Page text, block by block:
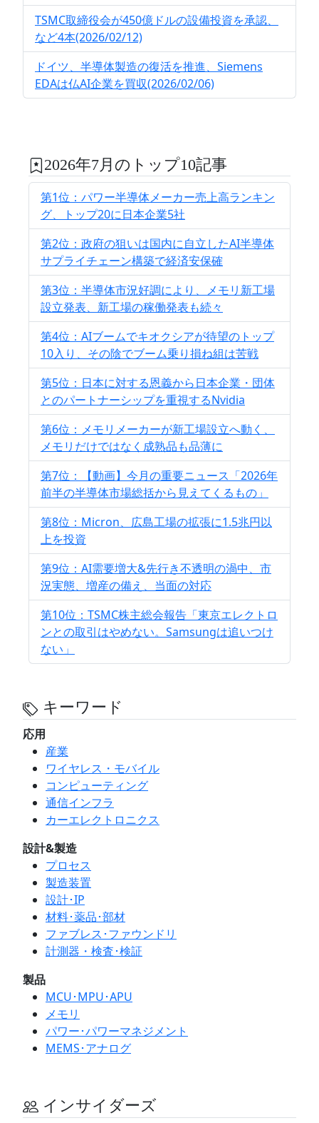
TSMC取締役会が450億ドルの設備投資を承認、
など4本(2026/02/12)
ドイツ、半導体製造の復活を推進、Siemens
EDAは仏AI企業を買収(2026/02/06)
2026年7月のトップ10記事
第1位：パワー半導体メーカー売上高ランキン
グ、トップ20に日本企業5社
第2位：政府の狙いは国内に自立したAI半導体
サプライチェーン構築で経済安保確
第3位：半導体市況好調により、メモリ新工場
設立発表、新工場の稼働発表も続々
第4位：AIブームでキオクシアが待望のトップ
10入り、その陰でブーム乗り損ね組は苦戦
第5位：日本に対する恩義から日本企業・団体
とのパートナーシップを重視するNvidia
第6位：メモリメーカーが新工場設立へ動く、
メモリだけではなく成熟品も品薄に
第7位：【動画】今月の重要ニュース「2026年
前半の半導体市場総括から見えてくるもの」
第8位：Micron、広島工場の拡張に1.5兆円以
上を投資
第9位：AI需要増大&先行き不透明の渦中、市
況実態、増産の備え、当面の対応
第10位：TSMC株主総会報告「東京エレクトロ
ンとの取引はやめない。Samsungは追いつけ
ない」
キーワード
応用
産業
ワイヤレス・モバイル
コンピューティング
通信インフラ
カーエレクトロニクス
設計&製造
プロセス
製造装置
設計･IP
材料･薬品･部材
ファブレス･ファウンドリ
計測器・検査･検証
製品
MCU･MPU･APU
メモリ
パワー･パワーマネジメント
MEMS･アナログ
インサイダーズ